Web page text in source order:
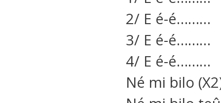
2/ E é-é………
3/ E é-é………
4/ E é-é………
Né mi bilo